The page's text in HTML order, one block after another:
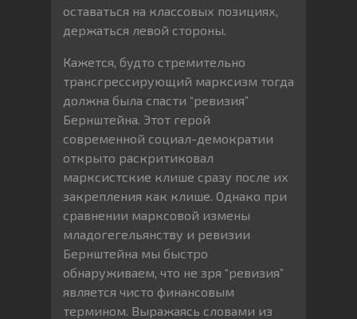
оставаться на классовых позициях,
держаться левой стороны.
Кажется, будто стремительно
трансгрессирующий марксизм тогда
должна была спасти “ревизия”
Бернштейна. Этот герой
современной социал-демократии
открыто раскритиковал
марксистские клише сразу после их
закрепления как клише. Однако при
сравнении марксовой измены
младогегельянству и ревизии
Бернштейна мы быстро
обнаруживаем, что не зря “ревизия”
является чисто финансовым
термином. Выражаясь словами из